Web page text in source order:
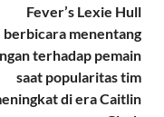
Fever’s Lexie Hull
berbicara menentang
terhadap pemain
saat popularitas tim
di era Caitlin